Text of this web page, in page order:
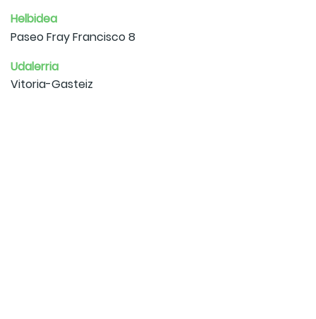
Helbidea
Paseo Fray Francisco 8
Udalerria
Vitoria-Gasteiz